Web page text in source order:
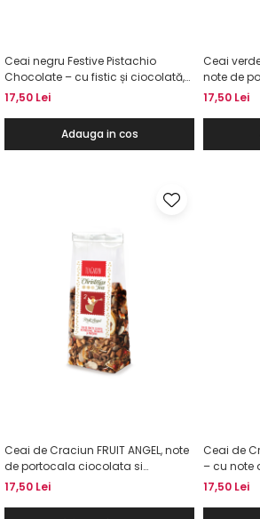
Ceai negru Festive Pistachio
Chocolate – cu fistic și ciocolată,
50g
17,50 Lei
Adauga in cos
Ceai
note de
17,50 Lei
Ceai de Craciun FRUIT ANGEL, note
de portocala ciocolata si
martipan, 50g
17,50 Lei
Ceai de
– cu note
portocale,
17,50 Lei